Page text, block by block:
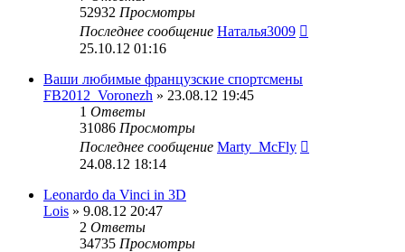
52932 Просмотры
Последнее сообщение Наталья3009
25.10.12 01:16
Ваши любимые французские спортсмены
FB2012_Voronezh » 23.08.12 19:45
1 Ответы
31086 Просмотры
Последнее сообщение Marty_McFly
24.08.12 18:14
Leonardo da Vinci in 3D
Lois » 9.08.12 20:47
2 Ответы
34735 Просмотры